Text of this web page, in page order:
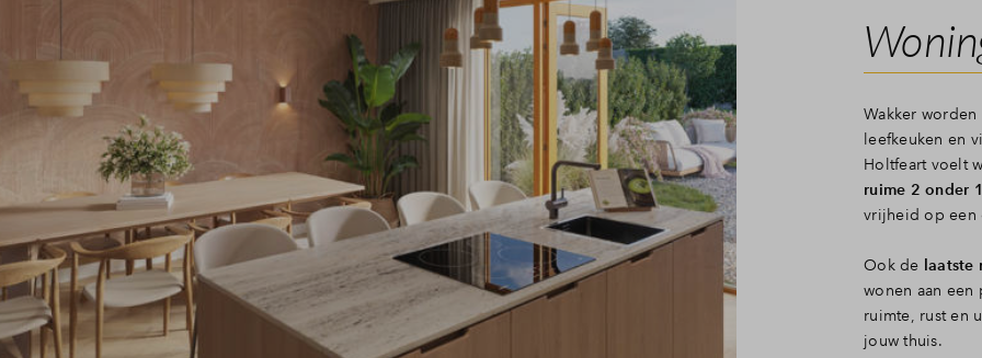
Wakker
leefkeuken en
Holtfeart voelt
ruime 2 onder
vrijheid op een
Ook de laatste
wonen aan
ruimte, rust en
jouw thuis.